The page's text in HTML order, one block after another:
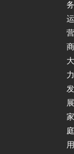
务
运
营
商
大
力
发
展
家
庭
用